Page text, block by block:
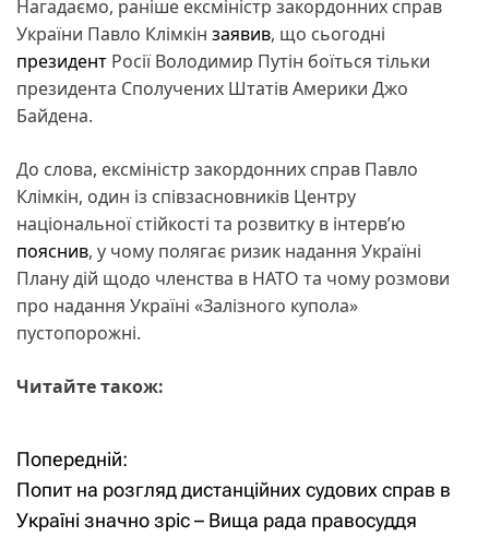
Нагадаємо, раніше ексміністр закордонних справ
України Павло Клімкін заявив, що сьогодні
президент Росії Володимир Путін боїться тільки
президента Сполучених Штатів Америки Джо
Байдена.
До слова, ексміністр закордонних справ Павло
Клімкін, один із співзасновників Центру
національної стійкості та розвитку в інтерв’ю
пояснив, у чому полягає ризик надання Україні
Плану дій щодо членства в НАТО та чому розмови
про надання Україні «Залізного купола»
пустопорожні.
Читайте також:
Н
а
Попередній:
Попит на розгляд дистанційних судових справ в
Україні значно зріс – Вища рада правосуддя